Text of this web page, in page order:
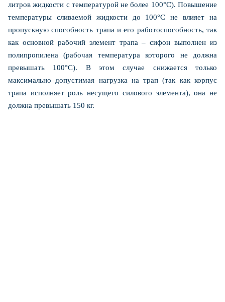
литров жидкости с температурой не более 100°С). Повышение
температуры сливаемой жидкости до 100°С не влияет на
пропускную способность трапа и его работоспособность, так
как основной рабочий элемент трапа – сифон выполнен из
полипропилена (рабочая температура которого не должна
превышать 100°С). В этом случае снижается только
максимально допустимая нагрузка на трап (так как корпус
трапа исполняет роль несущего силового элемента), она не
должна превышать 150 кг.